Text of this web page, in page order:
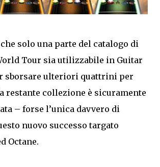
che solo una parte del catalogo di
Tour sia utilizzabile in Guitar
sborsare ulteriori quattrini per
restante collezione è sicuramente
– forse l’unica davvero di
nuovo successo targato
Octane.